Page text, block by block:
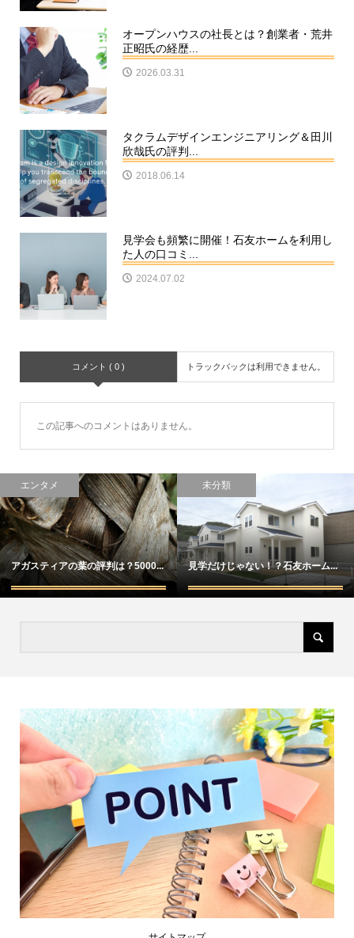
オープンハウスの社長とは？創業者・荒井
正昭氏の経歴...
2026.03.31
タクラムデザインエンジニアリング＆田川
欣哉氏の評判...
2018.06.14
見学会も頻繁に開催！石友ホームを利用し
た人の口コミ...
2024.07.02
コメント ( 0 ) トラックバックは利用できません。
この記事へのコメントはありません。
エンタメ
アガスティアの葉の評判は？5000...
未分類
見学だけじゃない！？石友ホーム...